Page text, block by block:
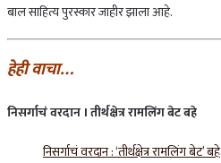
बाल साहित्य पुरस्कार जाहीर झाला आहे.
हेहीवाचा…
निसर्गाचंवरदान ।तीर्थक्षेत्ररामलिंगबेटबहे
निसर्गाचं वरदान : ‘तीर्थक्षेत्र रामलिंग बेट’ बहे